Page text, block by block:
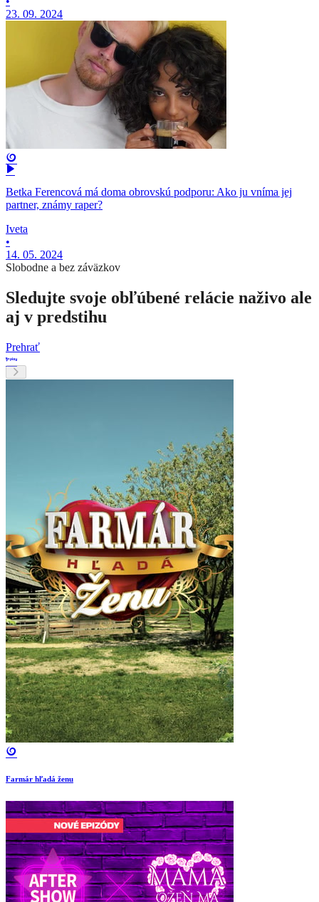
23. 09. 2024
Betka Ferencová má doma obrovskú podporu: Ako ju vníma jej
partner, známy raper?
Iveta
•
14. 05. 2024
Slobodne a bez záväzkov
Sledujte svoje obľúbené relácie naživo ale
aj v predstihu
Prehrať
Farmár hľadá ženu